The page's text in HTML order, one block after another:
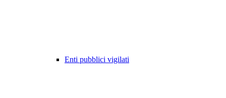
Enti pubblici vigilati